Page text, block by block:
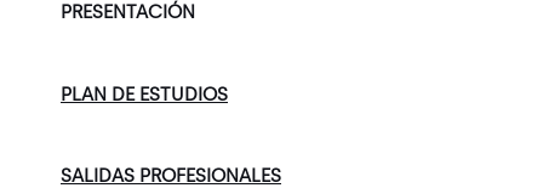
PRESENTACIÓN
PLAN DE ESTUDIOS
SALIDAS PROFESIONALES